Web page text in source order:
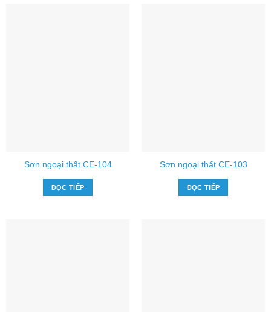
Sơn ngoại thất CE-104
ĐỌC TIẾP
Sơn ngoại thất CE-103
ĐỌC TIẾP